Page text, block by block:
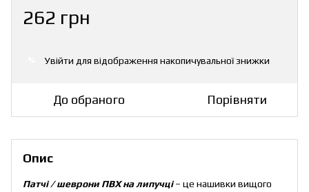
262 грн
Увійти для відображення накопичувальної знижки
До обраного Порівняти
Опис
Патчі / шеврони ПВХ на липучці– це нашивки вищого